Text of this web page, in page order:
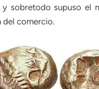
y sobretodo supuso el
del comercio.